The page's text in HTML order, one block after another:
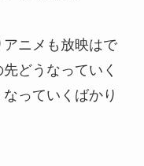
ニメも放映はで
どうなっていく
っていくばかり